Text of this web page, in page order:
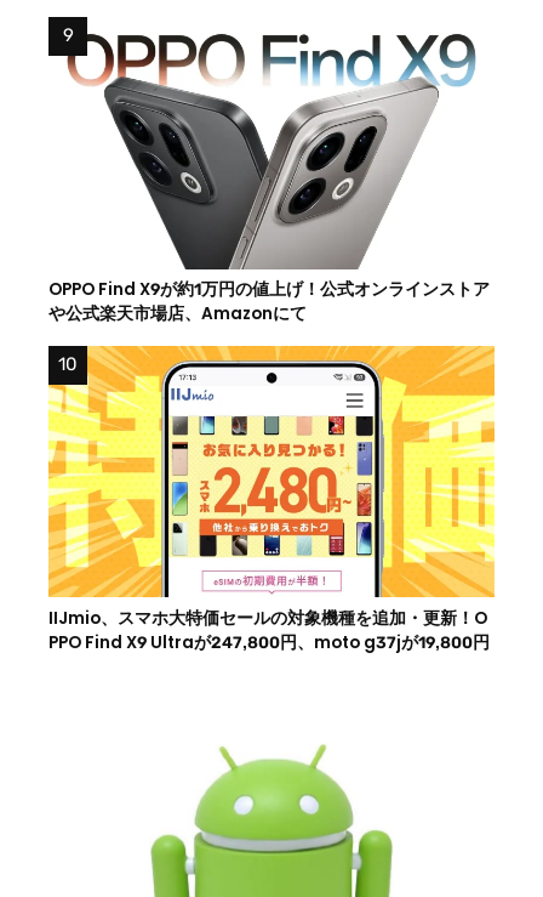
OPPO Find X9が約1万円の値上げ！公式オンラインストア
や公式楽天市場店、Amazonにて
IIJmio、スマホ大特価セールの対象機種を追加・更新！O
PPO Find X9 Ultraが247,800円、moto g37jが19,800円